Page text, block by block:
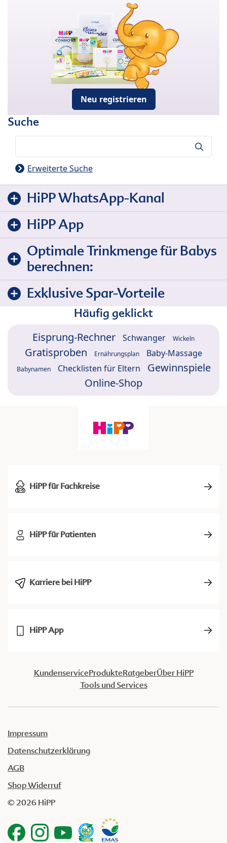
Neu registrieren
Suche
Erweiterte Suche
HiPP WhatsApp-Kanal
HiPP App
Optimale Trinkmenge für Babys
berechnen:
Exklusive Spar-Vorteile
Häufig geklickt
Eisprung-Rechner Schwanger Wickeln
Gratisproben Ernährungsplan Baby-Massage
Babynamen Checklisten für Eltern
Gewinnspiele
Online-Shop
HiPP für Fachkreise
HiPP für Patienten
Karriere bei HiPP
HiPP App
KundenserviceProdukteRatgeberÜber HiPP
Tools und Services
Impressum
Datenschutzerklärung
AGB
Shop Widerruf
© 2026 HiPP